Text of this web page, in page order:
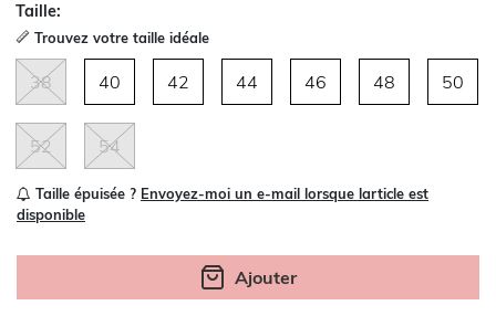
Taille:
Trouvez votre taille idéale
38 40 42 44 46 48 50
52 54
Taille épuisée ? Envoyez-moi un e-mail lorsque larticle est
disponible
Ajouter